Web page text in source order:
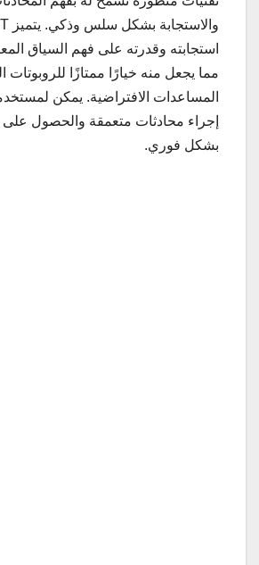
استجابته وقدرته على فهم السياق
مما يجعل منه خيارًا ممتازًا للروبوتات
إجراء محادثات متعمقة والحصول
بشكل فوري.